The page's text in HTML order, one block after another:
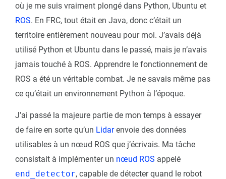
où je me suis vraiment plongé dans Python, Ubuntu et
ROS. En FRC, tout était en Java, donc c’était un
territoire entièrement nouveau pour moi. J’avais déjà
utilisé Python et Ubuntu dans le passé, mais je n’avais
jamais touché à ROS. Apprendre le fonctionnement de
ROS a été un véritable combat. Je ne savais même pas
ce qu’était un environnement Python à l’époque.
J’ai passé la majeure partie de mon temps à essayer
de faire en sorte qu’un Lidarenvoie des données
utilisables à un nœud ROS que j’écrivais. Ma tâche
consistait à implémenter un nœud ROS appelé
end_detector, capable de détecter quand le robot